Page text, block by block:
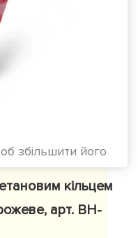
збільшити його
кільцем
арт. BH-